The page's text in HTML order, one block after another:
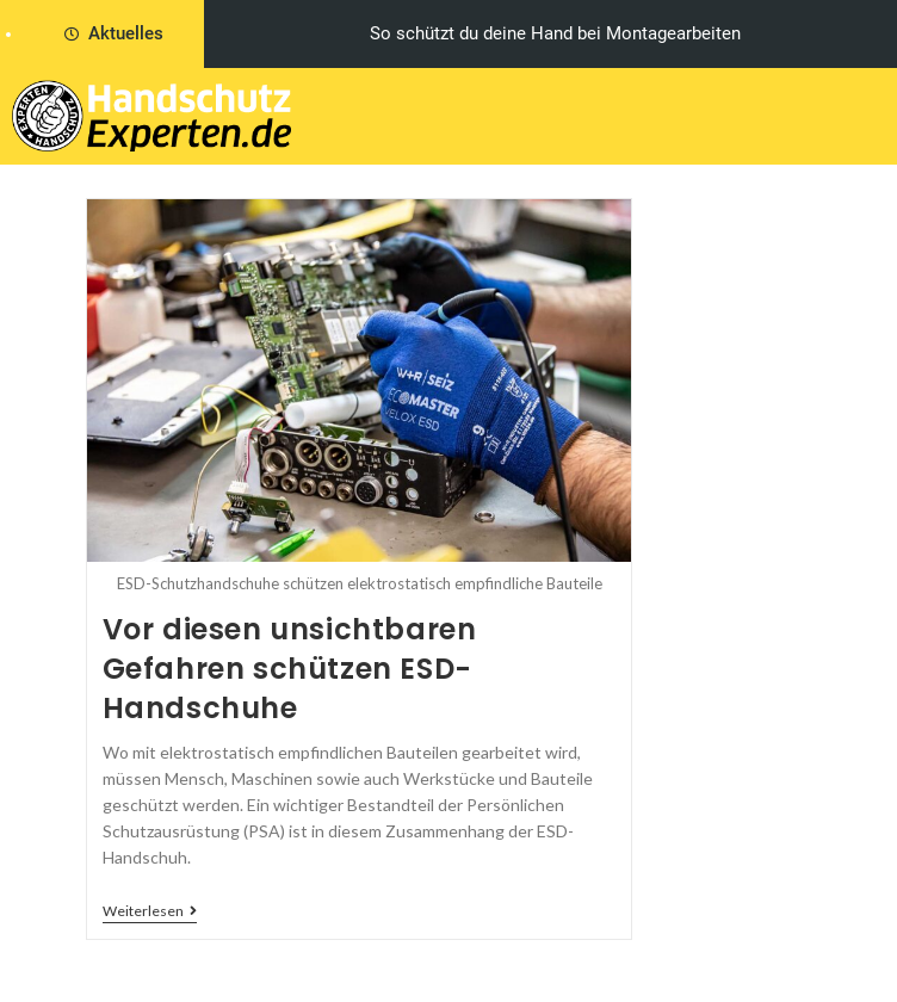
Aktuelles Das muss dein Montagehandschuh können
ESD-Schutzhandschuhe schützen elektrostatisch empfindliche Bauteile
Vor diesen unsichtbaren
Gefahren schützen ESD-
Handschuhe
Wo mit elektrostatisch empfindlichen Bauteilen gearbeitet wird,
müssen Mensch, Maschinen sowie auch Werkstücke und Bauteile
geschützt werden. Ein wichtiger Bestandteil der Persönlichen
Schutzausrüstung (PSA) ist in diesem Zusammenhang der ESD-
Handschuh.
Weiterlesen